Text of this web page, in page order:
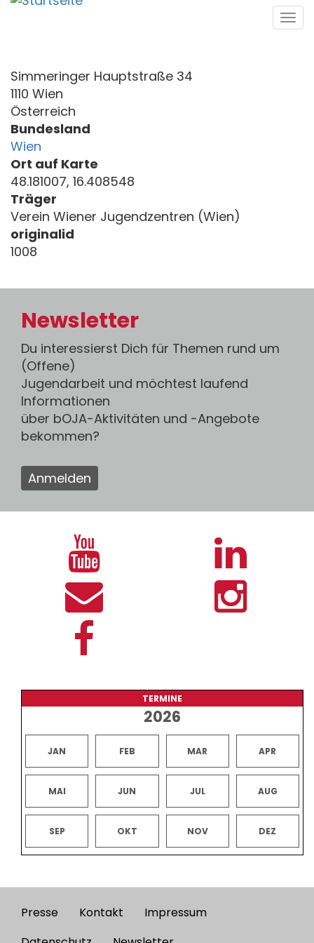
Direkt
Simmeringer Hauptstraße 34
1110 Wien
Österreich
Bundesland
Wien
Ort auf Karte
48.181007, 16.408548
Träger
Verein Wiener Jugendzentren (Wien)
originalid
1008
Newsletter
Du interessierst Dich für Themen rund um
(Offene)
Jugendarbeit und möchtest laufend
Informationen
über bOJA-Aktivitäten und -Angebote
bekommen?
Anmelden
TERMINE
2026
JAN FEB MAR APR
MAI JUN JUL AUG
SEP OKT NOV DEZ
Footer
Presse Kontakt
Impressum